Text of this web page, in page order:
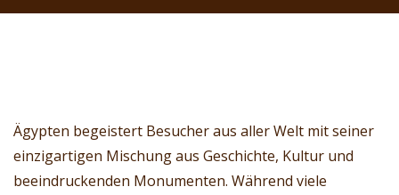
Ägypten begeistert Besucher aus aller Welt mit seiner
einzigartigen Mischung aus Geschichte, Kultur und
beeindruckenden Monumenten. Während viele